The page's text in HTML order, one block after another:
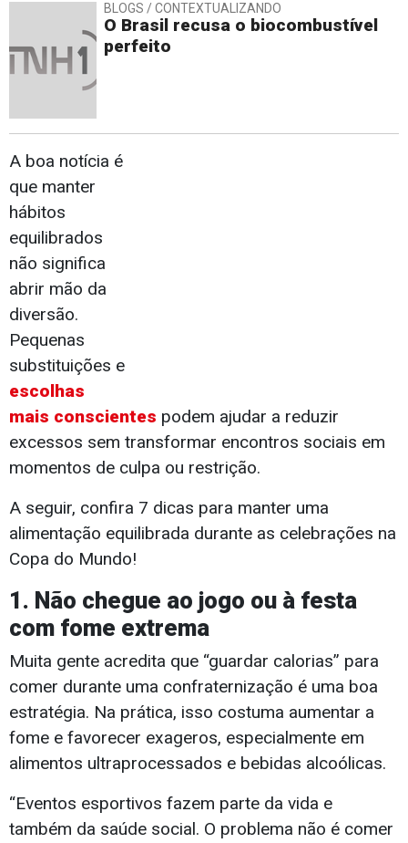
BLOGS / CONTEXTUALIZANDO
O Brasil recusa o biocombustível
perfeito
A boa notícia é
que manter
hábitos
equilibrados
não significa
abrir mão da
diversão.
Pequenas
substituições e
escolhas
mais conscientes podem ajudar a reduzir
excessos sem transformar encontros sociais em
momentos de culpa ou restrição.
A seguir, confira 7 dicas para manter uma
alimentação equilibrada durante as celebrações na
Copa do Mundo!
1. Não chegue ao jogo ou à festa
com fome extrema
Muita gente acredita que “guardar calorias” para
comer durante uma confraternização é uma boa
estratégia. Na prática, isso costuma aumentar a
fome e favorecer exageros, especialmente em
alimentos ultraprocessados e bebidas alcoólicas.
“Eventos esportivos fazem parte da vida e
também da saúde social. O problema não é comer